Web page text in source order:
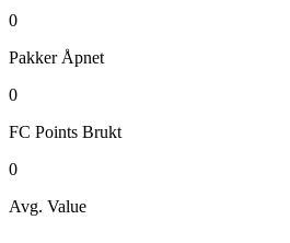
0
Pakker Åpnet
0
FC Points Brukt
0
Avg. Value